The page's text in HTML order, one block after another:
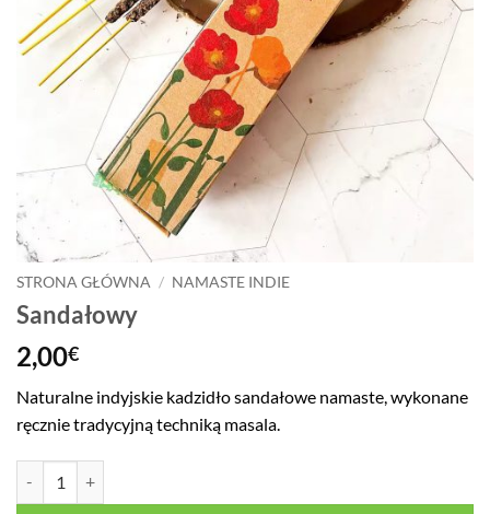
STRONA GŁÓWNA / NAMASTE INDIE
Sandałowy
2,00€
Naturalne indyjskie kadzidło sandałowe namaste, wykonane
ręcznie tradycyjną techniką masala.